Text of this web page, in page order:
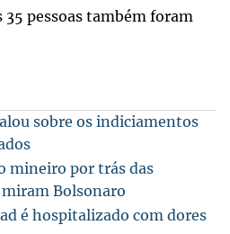
pessoas também foram
sobre os indiciamentos
mineiro por trás das
Bolsonaro
é hospitalizado com dores